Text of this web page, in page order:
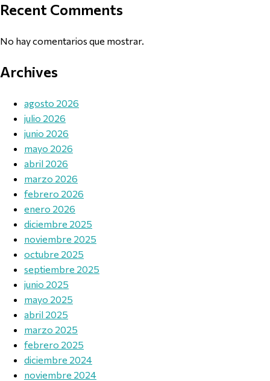
Recent Comments
No hay comentarios que mostrar.
Archives
agosto 2026
julio 2026
junio 2026
mayo 2026
abril 2026
marzo 2026
febrero 2026
enero 2026
diciembre 2025
noviembre 2025
octubre 2025
septiembre 2025
junio 2025
mayo 2025
abril 2025
marzo 2025
febrero 2025
diciembre 2024
noviembre 2024